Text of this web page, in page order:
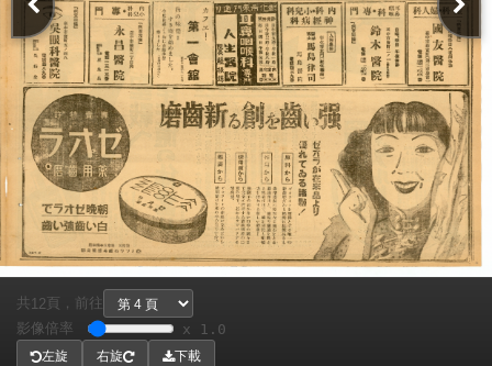
共 12頁， 前往
影像倍率
x 1.0
左旋 右旋 下載